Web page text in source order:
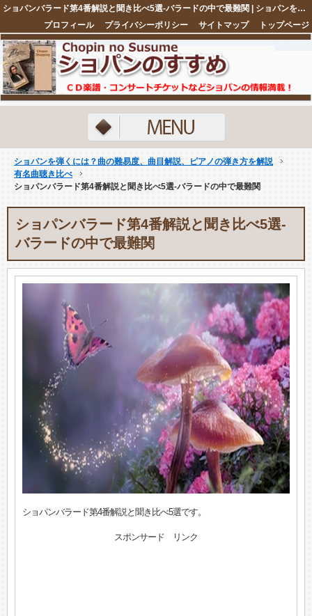
ショパンバラード第4番解説と聞き比べ5選-バラードの中で最難関 | ショパンを弾くには？曲の難易度、曲目解説、ピアノの弾き方を解説
トップページ
サイトマップ
プライバシーポリシー
プロフィール
注目ネタ5選
ショパンを弾くには？曲の難易度、曲目解説、ピアノの弾き方を解説
有名曲聴き比べ
ショパンバラード第4番解説と聞き比べ5選-バラードの中で最難関
ショパンバラード第4番解説と聞き比べ5選-
バラードの中で最難関
ショパンバラード第4番解説と聞き比べ5選です。
スポンサード リンク